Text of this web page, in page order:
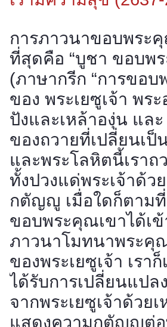
การภาวนาขอบพระ
ที่สุดคือ “บูชา ขอบพ
(ภาษากรีก “การขอบ
ของ พระเยซูเจ้า พร
ปังและเหล้าองุ่น แล
ของถวายที่เปลี่ยนเป็
และพระโลหิตนี้เราถ
ทั้งปวงแด่พระเจ้าด้ว
กตัญญู เมื่อใดก็ตาม
ขอบพระคุณเขาได้เข้
ภาวนาโมทนาพระคุ
ของพระเยซูเจ้า เรา
ได้รับการเปลี่ยนแปล
จากพระเยซูเจ้าด้วยเ
แสดงความกตัญญูต่อ